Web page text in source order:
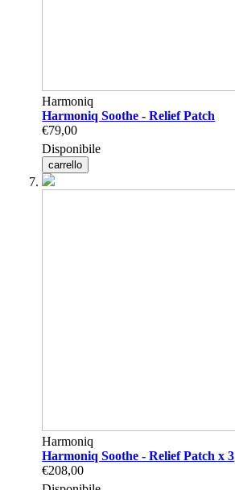
Harmoniq
Harmoniq Soothe - Relief Patch
€79,00
Disponibile
carrello
Harmoniq
Harmoniq Soothe - Relief Patch x 3
€208,00